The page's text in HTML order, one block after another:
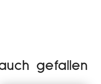
gefallen